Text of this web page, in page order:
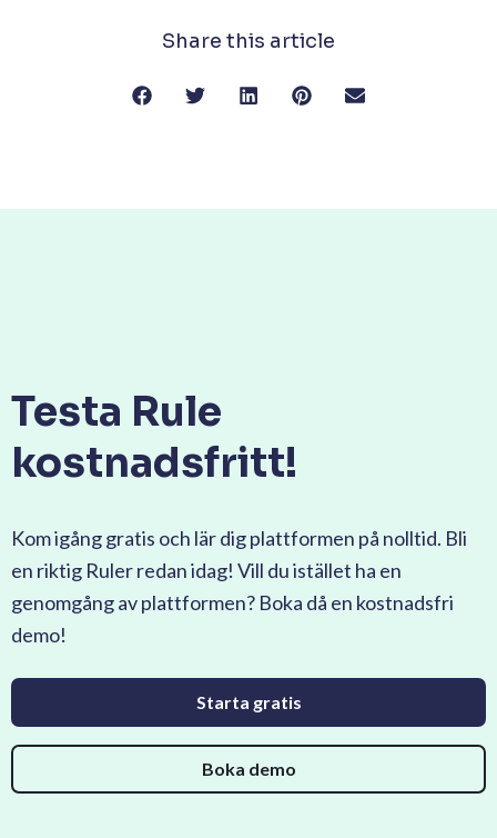
Share this article
Testa Rule
kostnadsfritt!
Kom igång gratis och lär dig plattformen på nolltid. Bli
en riktig Ruler redan idag! Vill du istället ha en
genomgång av plattformen? Boka då en kostnadsfri
demo!
Starta gratis
Boka demo